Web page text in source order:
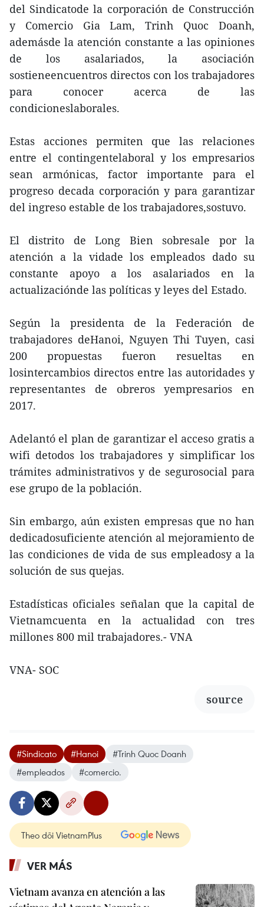
del Sindicatode la corporación de Construcción
y Comercio Gia Lam, Trinh Quoc Doanh,
ademásde la atención constante a las opiniones
de los asalariados, la asociación
sostieneencuentros directos con los trabajadores
para conocer acerca de las
condicioneslaborales.
Estas acciones permiten que las relaciones
entre el contingentelaboral y los empresarios
sean armónicas, factor importante para el
progreso decada corporación y para garantizar
del ingreso estable de los trabajadores,sostuvo.
El distrito de Long Bien sobresale por la
atención a la vidade los empleados dado su
constante apoyo a los asalariados en la
actualizaciónde las políticas y leyes del Estado.
Según la presidenta de la Federación de
trabajadores deHanoi, Nguyen Thi Tuyen, casi
200 propuestas fueron resueltas en
losintercambios directos entre las autoridades y
representantes de obreros yempresarios en
2017.
Adelantó el plan de garantizar el acceso gratis a
wifi detodos los trabajadores y simplificar los
trámites administrativos y de segurosocial para
ese grupo de la población.
Sin embargo, aún existen empresas que no han
dedicadosuficiente atención al mejoramiento de
las condiciones de vida de sus empleadosy a la
solución de sus quejas.
Estadísticas oficiales señalan que la capital de
Vietnamcuenta en la actualidad con tres
millones 800 mil trabajadores.- VNA
VNA- SOC
source
#Sindicato #Hanoi
#Trinh Quoc Doanh
#empleados
#comercio.
Theo dõi VietnamPlus
VER MÁS
Vietnam avanza en atención a las